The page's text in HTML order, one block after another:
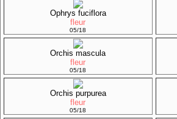
Ophrys fuciflora
fleur
05/18
Orchis mascula
fleur
05/18
Orchis purpurea
fleur
05/18